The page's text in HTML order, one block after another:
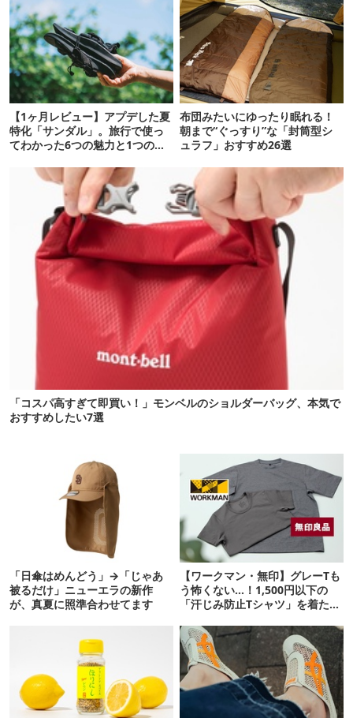
【1ヶ月レビュー】アプデした夏
特化「サンダル」。旅行で使っ
てわかった6つの魅力と1つの注
布団みたいにゆったり眠れる！
朝まで“ぐっすり”な「封筒型シ
ュラフ」おすすめ26選
「コスパ高すぎて即買い！」モンベルのショルダーバッグ、本気で
おすすめしたい7選
「日傘はめんどう」→「じゃあ
被るだけ」ニューエラの新作
が、真夏に照準合わせてます
【ワークマン・無印】グレーTも
う怖くない…！1,500円以下の
「汗じみ防止Tシャツ」を着たら